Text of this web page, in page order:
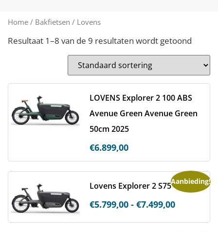
Home / Bakfietsen / Lovens
Resultaat 1–8 van de 9 resultaten wordt getoond
LOVENS Explorer 2 100 ABS
Avenue Green Avenue Green
50cm 2025
€6.899,00
Aanbieding!
Lovens Explorer 2 S75
€5.799,00 - €7.499,00